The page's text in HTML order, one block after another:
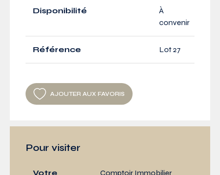
Disponibilité
À
convenir
Référence Lot 27
AJOUTER AUX FAVORIS
Pour visiter
Votre
Comptoir Immobilier